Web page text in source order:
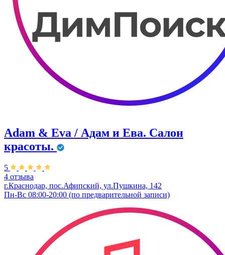
Adam & Eva / Адам и Ева. Салон
красоты.
5
4 отзыва
г.Краснодар, пос.Афипский, ул.Пушкина, 142
Пн-Вс 08:00-20:00 (по предварительной записи)